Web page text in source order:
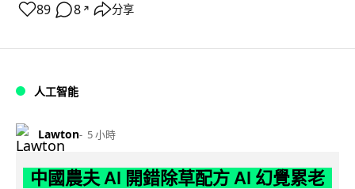
89 8 ↗ 分享
人工智能
Lawton 5 小時
中國農夫 AI 開錯除草配方 AI 幻覺累老